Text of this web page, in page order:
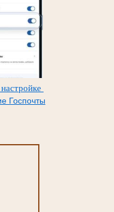
Госпочты